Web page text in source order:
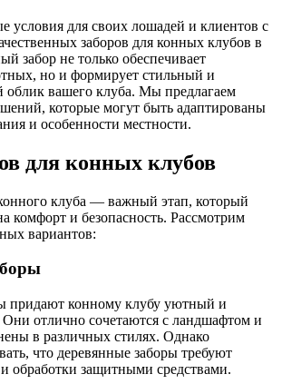
условия для своих лошадей и клиентов с
заборов для конных клубов в
забор не только обеспечивает
но и формирует стильный и
облик вашего клуба. Мы предлагаем
которые могут быть адаптированы
и особенности местности.
для конных клубов
клуба — важный этап, который
комфорт и безопасность. Рассмотрим
вариантов:
придают конному клубу уютный и
Они отлично сочетаются с ландшафтом и
в различных стилях. Однако
что деревянные заборы требуют
и обработки защитными средствами.